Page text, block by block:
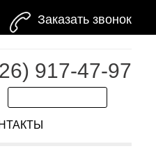
Заказать звонок
917-47-97